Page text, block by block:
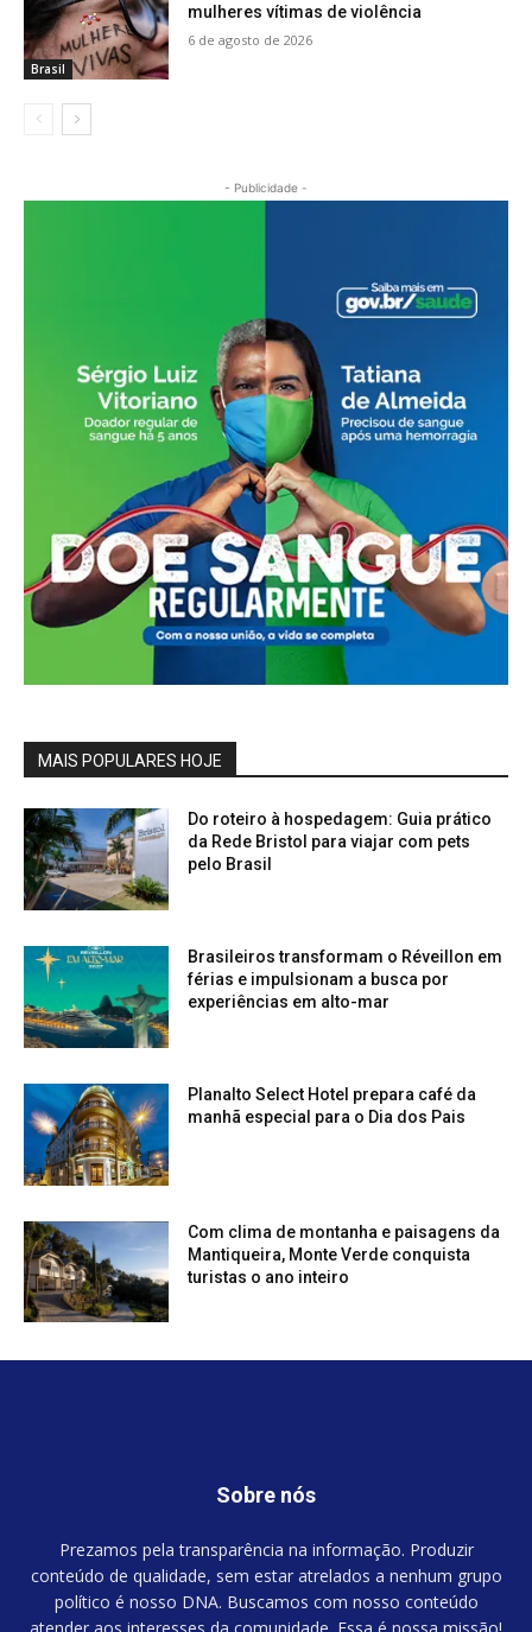
Brasil
mulheres vítimas de violência
6 de agosto de 2026
- Publicidade -
MAIS POPULARES HOJE
Do roteiro à hospedagem: Guia prático
da Rede Bristol para viajar com pets
pelo Brasil
Brasileiros transformam o Réveillon em
férias e impulsionam a busca por
experiências em alto-mar
Planalto Select Hotel prepara café da
manhã especial para o Dia dos Pais
Com clima de montanha e paisagens da
Mantiqueira, Monte Verde conquista
turistas o ano inteiro
Sobre nós
Prezamos pela transparência na informação. Produzir
conteúdo de qualidade, sem estar atrelados a nenhum grupo
político é nosso DNA. Buscamos com nosso conteúdo